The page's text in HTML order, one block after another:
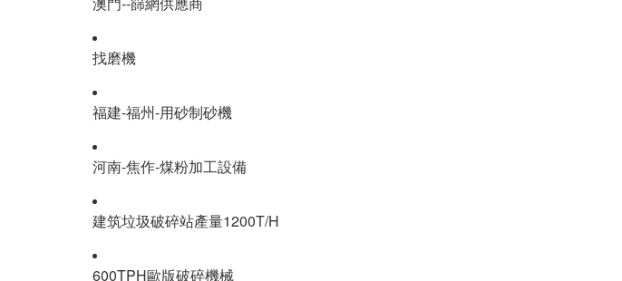
找磨機
福建-福州-用砂制砂機
河南-焦作-煤粉加工設備
建筑垃圾破碎站產量1200T/H
600TPH歐版破碎機械